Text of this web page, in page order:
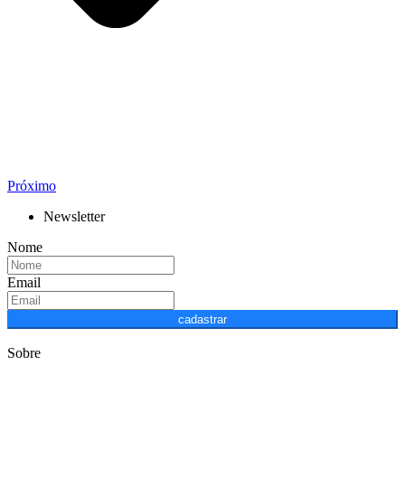
Próximo
Newsletter
Nome
Email
cadastrar
Sobre